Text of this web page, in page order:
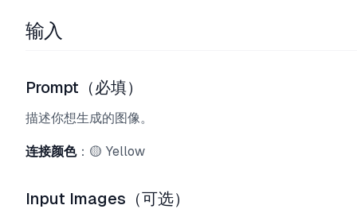
输入
Prompt（必填）
描述你想生成的图像。
连接颜色：🟡 Yellow
Input Images（可选）